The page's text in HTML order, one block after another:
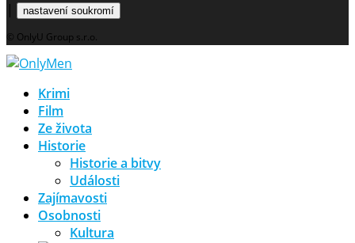
| nastavení soukromí
© OnlyU Group s.r.o.
Krimi
Film
Ze života
Historie
Historie a bitvy
Události
Zajímavosti
Osobnosti
Kultura